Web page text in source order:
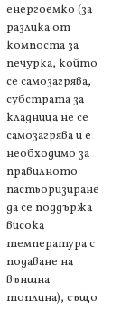
енергоемко (за
разлика от
компоста за
печурка, който
се самозагрява,
субстрата за
кладница не се
самозагрява и е
необходимо за
правилното
пастьоризиране
да се поддържа
висока
температура с
подаване на
външна
топлина), също